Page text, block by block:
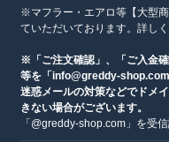
※マフラー・エアロ等【大型
ていただいております。詳し
※「ご注文確認」、「ご入金
等を「info@greddy-shop.com
迷惑メールの対策などでドメ
きない場合がございます。
「@greddy-shop.com」を受